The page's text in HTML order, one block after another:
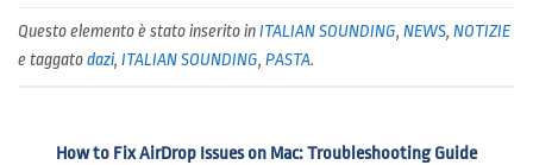
Questo elemento è stato inserito inITALIAN SOUNDING, NEWS, NOTIZIE
e taggatodazi, ITALIAN SOUNDING, PASTA.
How to Fix AirDrop Issues on Mac: Troubleshooting Guide